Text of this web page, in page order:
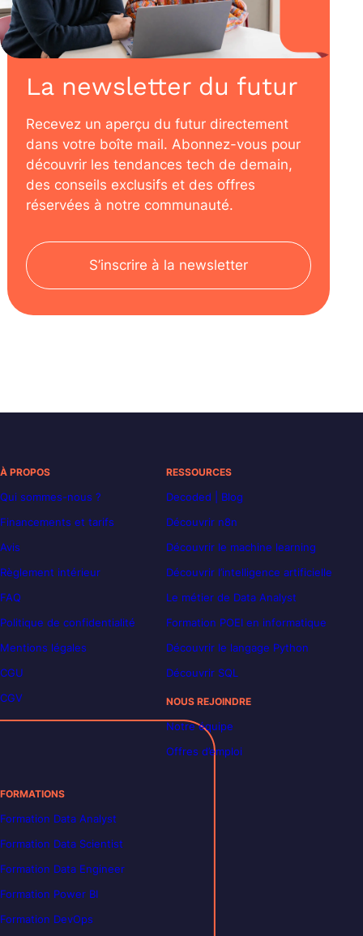
La newsletter du futur
Recevez un aperçu du futur directement
dans votre boîte mail. Abonnez-vous pour
découvrir les tendances tech de demain,
des conseils exclusifs et des offres
réservées à notre communauté.
S’inscrire à la newsletter
À PROPOS
Qui sommes-nous ?
Financements et tarifs
Avis
Règlement intérieur
FAQ
Politique de confidentialité
Mentions légales
CGU
CGV
RESSOURCES
Decoded | Blog
Découvrir n8n
Découvrir le machine learning
Découvrir l’intelligence artificielle
Le métier de Data Analyst
Formation POEI en informatique
Découvrir le langage Python
Découvrir SQL
NOUS REJOINDRE
Notre équipe
Offres d’emploi
FORMATIONS
Formation Data Analyst
Formation Data Scientist
Formation Data Engineer
Formation Power BI
Formation DevOps